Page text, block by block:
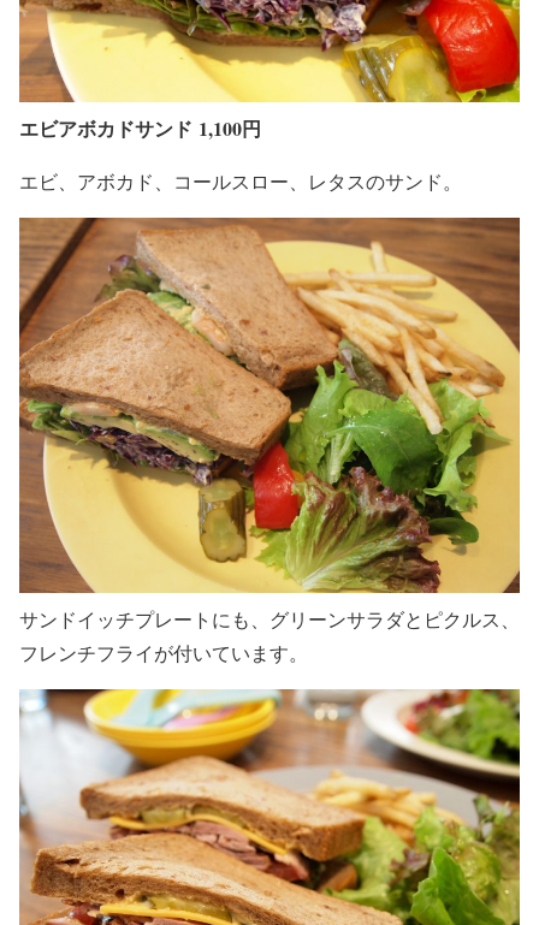
エビアボカドサンド 1,100円
エビ、アボカド、コールスロー、レタスのサンド。
サンドイッチプレートにも、グリーンサラダとピクルス、
フレンチフライが付いています。